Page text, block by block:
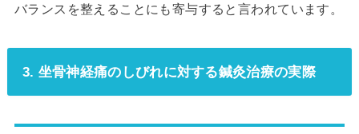
バランスを整えることにも寄与すると言われています。
3. 坐骨神経痛のしびれに対する鍼灸治療の実際